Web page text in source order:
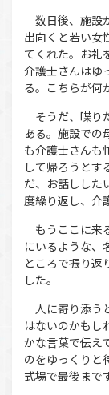
数日後、施設
出向くと若い女
てくれた。お礼
介護士さんはゆ
る。こちらが何
そうだ、喋り
ある。施設での
も介護士さんも
して帰ろうとす
だ、お話しした
度繰り返し、介
もうここに来
にいるような、
ところで振り返
した。
人に寄り添う
はないのかもし
かな言葉で伝え
のをゆっくりと
式場で最後まで